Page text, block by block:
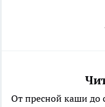
От пресной каши до